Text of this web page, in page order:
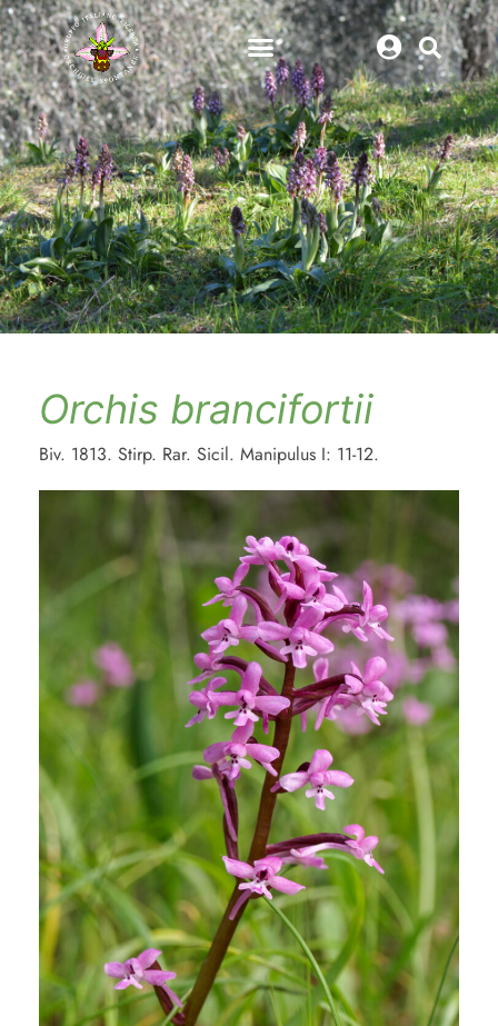
Orchis brancifortii
Biv. 1813. Stirp. Rar. Sicil. Manipulus I: 11-12.